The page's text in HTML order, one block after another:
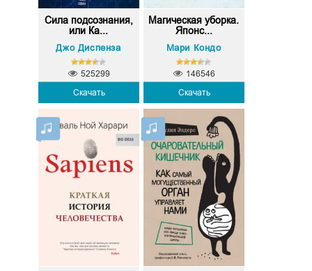
Сила подсознания,
или Ка...
Джо Диспенза
Скачать
525299
Магическая уборка.
Японс...
Мари Кондо
Скачать
146546